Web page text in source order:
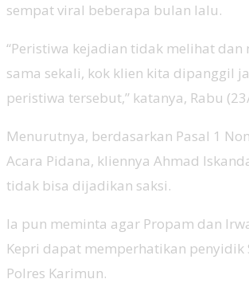
sempat viral beberapa bulan lalu.
“Peristiwa kejadian tidak melihat dan
sama sekali, kok klien kita dipanggil
peristiwa tersebut,” katanya, Rabu
Menurutnya, berdasarkan Pasal 1
Acara Pidana, kliennya Ahmad
tidak bisa dijadikan saksi.
Ia pun meminta agar Propam dan
Kepri dapat memperhatikan penyidik
Polres Karimun.